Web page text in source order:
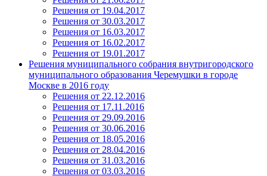
Решения от 19.04.2017
Решения от 30.03.2017
Решения от 16.03.2017
Решения от 16.02.2017
Решения от 19.01.2017
Решения муниципального собрания внутригородского
муниципального образования Черемушки в городе
Москве в 2016 году
Решения от 22.12.2016
Решения от 17.11.2016
Решения от 29.09.2016
Решения от 30.06.2016
Решения от 18.05.2016
Решения от 28.04.2016
Решения от 31.03.2016
Решения от 03.03.2016